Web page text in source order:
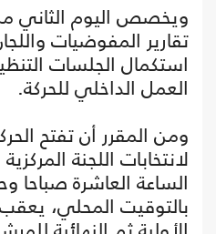
ويخصص اليوم الثاني
تقارير المفوضيات
استكمال الجلسات
العمل الداخلي للحركة.
ومن المقرر أن تفتح
لانتخابات اللجنة
الساعة العاشرة صباحا
بالتوقيت المحلي،